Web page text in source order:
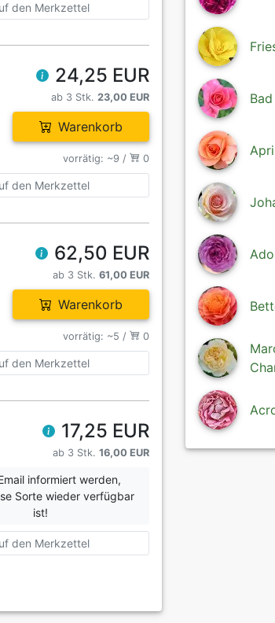
den Merkzettel
24,25 EUR
ab 3 Stk. 23,00 EUR
Warenkorb
vorrätig: ~9 / 0
den Merkzettel
62,50 EUR
ab 3 Stk. 61,00 EUR
Warenkorb
vorrätig: ~5 / 0
den Merkzettel
17,25 EUR
ab 3 Stk. 16,00 EUR
informiert werden,
Sorte wieder verfügbar
ist!
den Merkzettel